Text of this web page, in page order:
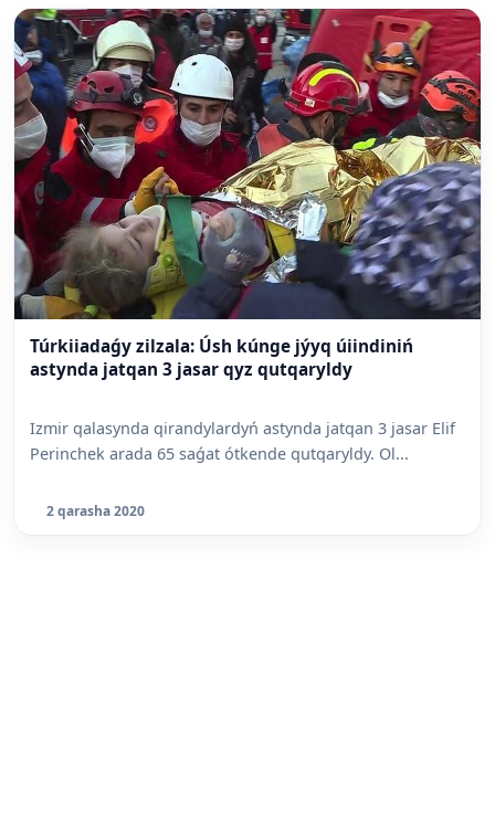
Túrkiiadaǵy zilzala: Úsh kúnge jýyq úiindiniń
astynda jatqan 3 jasar qyz qutqaryldy
Izmir qalasynda qirandylardyń astynda jatqan 3 jasar Elif
Perinchek arada 65 saǵat ótkende qutqaryldy. Ol...
2 qarasha 2020